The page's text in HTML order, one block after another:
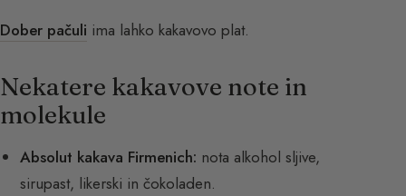
Dober pačuli ima lahko kakavovo plat.
Nekatere kakavove note in
molekule
Absolut kakava Firmenich: nota alkohol sljive,
sirupast, likerski in čokoladen.